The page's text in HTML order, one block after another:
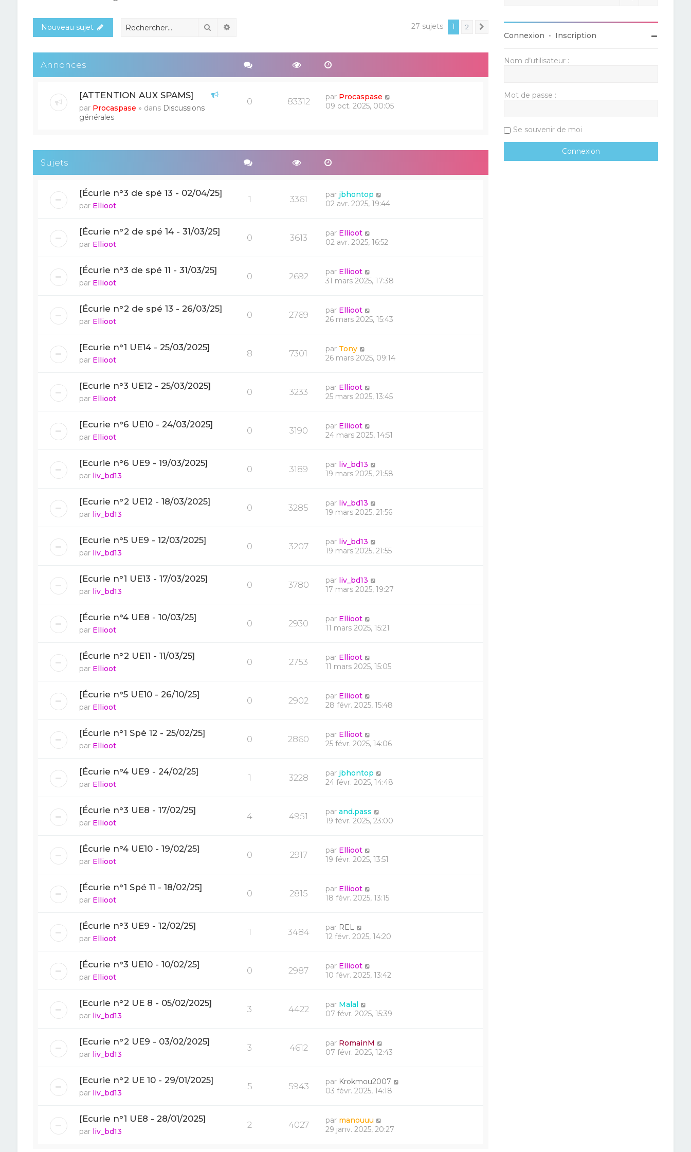
Nouveau sujet Rechercher 27 sujets 1 2
Annonces
[ATTENTION AUX SPAMS]
par Procaspase » dans Discussions
générales
0 83312 par Procaspase
09 oct. 2025, 00:05
Sujets
[Écurie n°3 de spé 13 - 02/04/25]
par Ellioot
1 3361 par jbhontop
02 avr. 2025, 19:44
[Écurie n°2 de spé 14 - 31/03/25]
par Ellioot
0 3613 par Ellioot
02 avr. 2025, 16:52
[Écurie n°3 de spé 11 - 31/03/25]
par Ellioot
0 2692 par Ellioot
31 mars 2025, 17:38
[Écurie n°2 de spé 13 - 26/03/25]
par Ellioot
0 2769 par Ellioot
26 mars 2025, 15:43
[Ecurie n°1 UE14 - 25/03/2025]
par Ellioot
8 7301 par Tony
26 mars 2025, 09:14
[Ecurie n°3 UE12 - 25/03/2025]
par Ellioot
0 3233 par Ellioot
25 mars 2025, 13:45
[Ecurie n°6 UE10 - 24/03/2025]
par Ellioot
0 3190 par Ellioot
24 mars 2025, 14:51
[Ecurie n°6 UE9 - 19/03/2025]
par liv_bd13
0 3189 par liv_bd13
19 mars 2025, 21:58
[Ecurie n°2 UE12 - 18/03/2025]
par liv_bd13
0 3285 par liv_bd13
19 mars 2025, 21:56
[Ecurie n°5 UE9 - 12/03/2025]
par liv_bd13
0 3207 par liv_bd13
19 mars 2025, 21:55
[Ecurie n°1 UE13 - 17/03/2025]
par liv_bd13
0 3780 par liv_bd13
17 mars 2025, 19:27
[Écurie n°4 UE8 - 10/03/25]
par Ellioot
0 2930 par Ellioot
11 mars 2025, 15:21
[Écurie n°2 UE11 - 11/03/25]
par Ellioot
0 2753 par Ellioot
11 mars 2025, 15:05
[Écurie n°5 UE10 - 26/10/25]
par Ellioot
0 2902 par Ellioot
28 févr. 2025, 15:48
[Écurie n°1 Spé 12 - 25/02/25]
par Ellioot
0 2860 par Ellioot
25 févr. 2025, 14:06
[Écurie n°4 UE9 - 24/02/25]
par Ellioot
1 3228 par jbhontop
24 févr. 2025, 14:48
[Écurie n°3 UE8 - 17/02/25]
par Ellioot
4 4951 parand.pass
19 févr. 2025, 23:00
[Écurie n°4 UE10 - 19/02/25]
par Ellioot
0 2917 par Ellioot
19 févr. 2025, 13:51
[Écurie n°1 Spé 11 - 18/02/25]
par Ellioot
0 2815 par Ellioot
18 févr. 2025, 13:15
[Écurie n°3 UE9 - 12/02/25]
par Ellioot
1 3484 par REL
12 févr. 2025, 14:20
[Écurie n°3 UE10 - 10/02/25]
par Ellioot
0 2987 par Ellioot
10 févr. 2025, 13:42
[Ecurie n°2 UE 8 - 05/02/2025]
par liv_bd13
3 4422 par Malal
07 févr. 2025, 15:39
[Ecurie n°2 UE9 - 03/02/2025]
par liv_bd13
3 4612 par RomainM
07 févr. 2025, 12:43
[Ecurie n°2 UE 10 - 29/01/2025]
par liv_bd13
5 5943 par Krokmou2007
03 févr. 2025, 14:18
[Ecurie n°1 UE8 - 28/01/2025]
par liv_bd13
2 4027 par manouuu
29 janv. 2025, 20:27
Connexion • Inscription
Nom d’utilisateur :
Mot de passe :
Se souvenir de moi